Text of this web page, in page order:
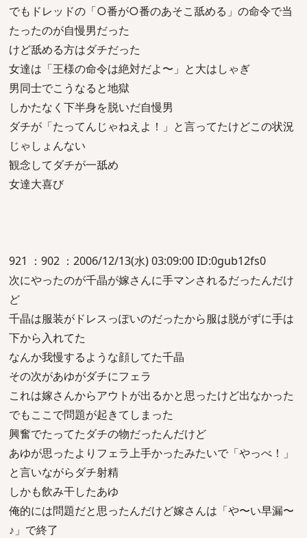
でもドレッドの「○番が○番のあそこ舐める」の命令で当
たったのが自慢男だった
けど舐める方はダチだった
女達は「王様の命令は絶対だよ〜」と大はしゃぎ
男同士でこうなると地獄
しかたなく下半身を脱いだ自慢男
ダチが「たってんじゃねえよ！」と言ってたけどこの状況
じゃしょんない
観念してダチが一舐め
女達大喜び
921 ：902 ：2006/12/13(水) 03:09:00 ID:0gub12fs0
次にやったのが千晶が嫁さんに手マンされるだったんだけ
ど
千晶は服装がドレスっぽいのだったから服は脱がずに手は
下から入れてた
なんか我慢するような顔してた千晶
その次があゆがダチにフェラ
これは嫁さんからアウトが出るかと思ったけど出なかった
でもここで問題が起きてしまった
興奮でたってたダチの物だったんだけど
あゆが思ったよりフェラ上手かったみたいで「やっべ！」
と言いながらダチ射精
しかも飲み干したあゆ
俺的には問題だと思ったんだけど嫁さんは「や〜い早漏〜
♪」で終了